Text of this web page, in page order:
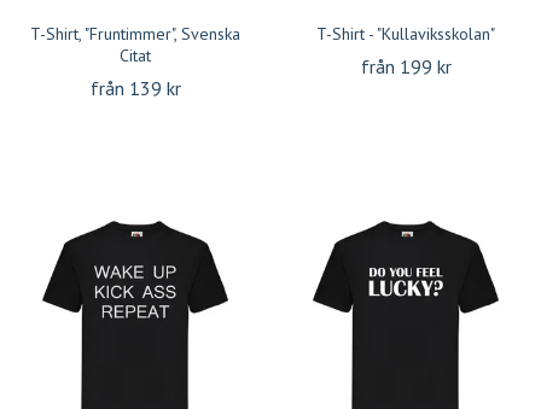
T-Shirt, "Fruntimmer", Svenska
Citat
från 139 kr
T-Shirt - "Kullaviksskolan"
från 199 kr